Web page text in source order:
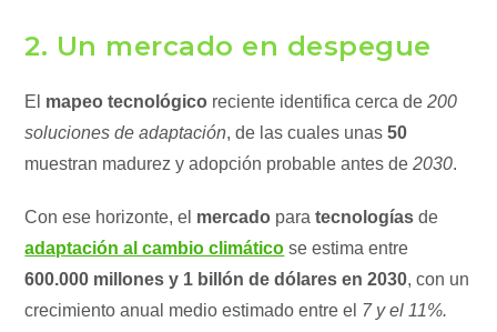
2. Un mercado en despegue
El mapeo tecnológico reciente identifica cerca de 200
soluciones de adaptación, de las cuales unas50
muestran madurez y adopción probable antes de2030.
Con ese horizonte, el mercado paratecnologías de
adaptación al cambio climático se estima entre
600.000 millones y 1 billón de dólares en 2030, con un
crecimiento anual medio estimado entre el 7 y el 11%.